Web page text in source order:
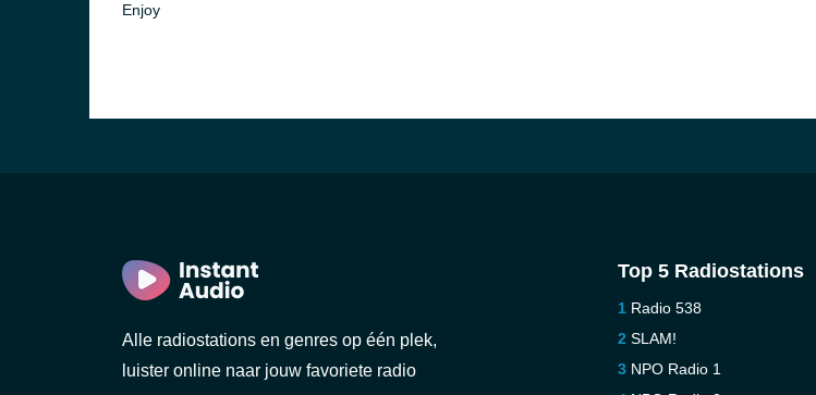
Enjoy
Alle radiostations en genres op één plek,
luister online naar jouw favoriete radio
Top 5 Radiostations
Radio 538
SLAM!
NPO Radio 1